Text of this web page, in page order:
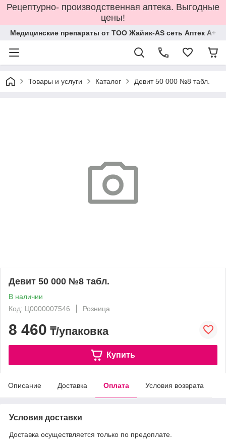
Рецептурно- производственная аптека. Выгодные
цены!
Медицинские препараты от ТОО Жайик-AS сеть Аптек А+
Товары и услуги Каталог Девит 50 000 №8 табл.
Девит 50 000 №8 табл.
В наличии
Код: Ц0000007546
Розница
8 460 ₸/упаковка
Купить
Описание Доставка Оплата Условия возврата
Условия доставки
Доставка осуществляется только по предоплате.